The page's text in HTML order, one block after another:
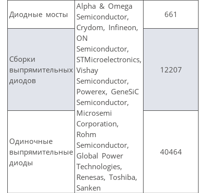
Диодные мосты
Alpha & Omega
Semiconductor,
Crydom, Infineon,
ON
Semiconductor,
STMicroelectronics,
Vishay
Semiconductor,
Powerex, GeneSiC
Semiconductor,
Microsemi
Corporation,
Rohm
Semiconductor,
Global Power
Technologies,
Renesas, Toshiba,
Sanken
661
Сборки
выпрямительных
диодов
12207
Одиночные
выпрямительные
диоды
40464